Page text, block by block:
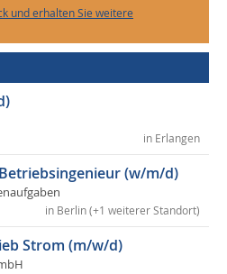
und erhalten Sie weitere
in Erlangen
(w/m/d)
in Berlin (+1 weiterer Standort)
Strom (m/w/d)